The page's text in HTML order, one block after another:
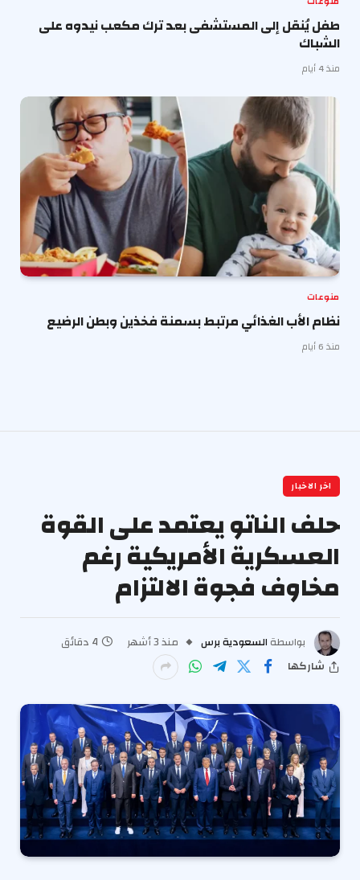
طفل يُنقل إلى المستشفى بعد ترك مكعب نيدوه على
الشباك
منذ 4 أيام
منوعات
نظام الأب الغذائي مرتبط بسمنة فخذين وبطن الرضيع
منذ 6 أيام
اخر الاخبار
حلف الناتو يعتمد على القوة
العسكرية الأمريكية رغم
مخاوف فجوة الالتزام
بواسطة السعودية برس منذ 3 أشهر
4 دقائق
شاركها